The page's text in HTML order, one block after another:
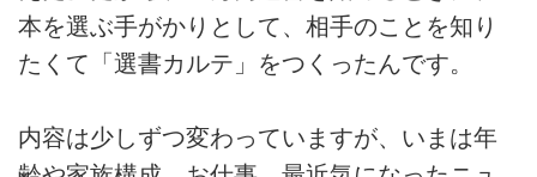
本を選ぶ手がかりとして、相手のことを知り
たくて「選書カルテ」をつくったんです。
内容は少しずつ変わっていますが、いまは年